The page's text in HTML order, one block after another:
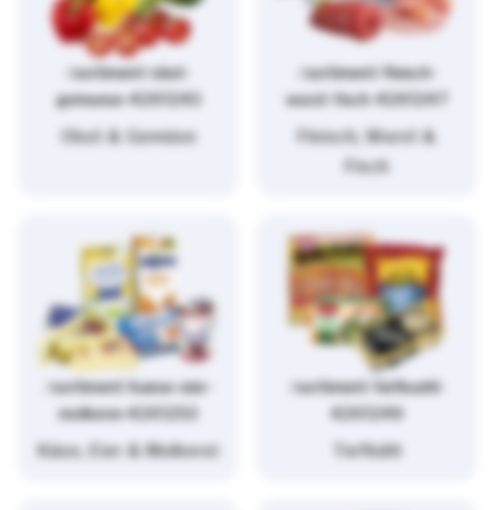
/sortiment/obst-
gemuese-4261243
Obst & Gemüse
/sortiment/fleisch-
wurst-fisch-4261247
Fleisch, Wurst &
Fisch
/sortiment/kaese-eier-
molkerei-4261253
Käse, Eier & Molkerei
/sortiment/tiefkuehl-
4261249
Tiefkühl